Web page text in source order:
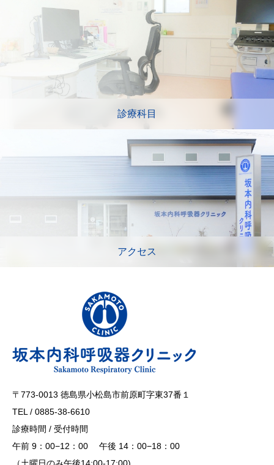
診療科目
アクセス
〒773-0013 徳島県小松島市前原町字東37番１
TEL / 0885-38-6610
診療時間 / 受付時間
午前 9：00−12：00 午後 14：00−18：00